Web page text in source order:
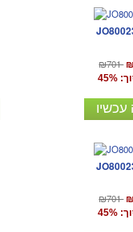
₪701
עכשיו
₪701